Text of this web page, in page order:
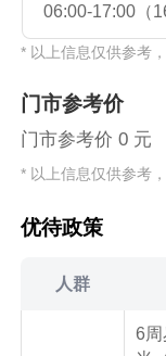
06:00-17:00（
* 以上信息仅供参考
门市参考价
门市参考价 0 元
* 以上信息仅供参考
优待政策
人群
6周